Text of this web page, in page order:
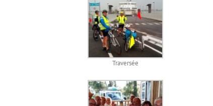
Traversée